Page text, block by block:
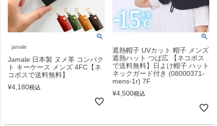
jamale
Jamale 日本製 ヌメ革 コンパク
ト キーケース メンズ 4FC【ネ
コポスで送料無料】
¥4,180税込
遮熱帽子 UVカット 帽子 メンズ
遮熱ハット つば広 【ネコポス
で送料無料】日よけ帽子 ハット
ネックガード付き (08000371-
mens-1r) 7F
¥4,500税込